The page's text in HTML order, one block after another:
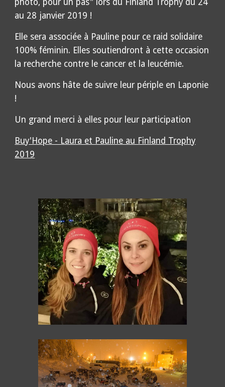
au 28 janvier 2019 !
Elle sera associée à Pauline pour ce raid solidaire
100% féminin. Elles soutiendront à cette occasion
la recherche contre le cancer et la leucémie.
Nous avons hâte de suivre leur périple en Laponie
!
Un grand merci à elles pour leur participation
Buy'Hope - Laura et Pauline au Finland Trophy
2019